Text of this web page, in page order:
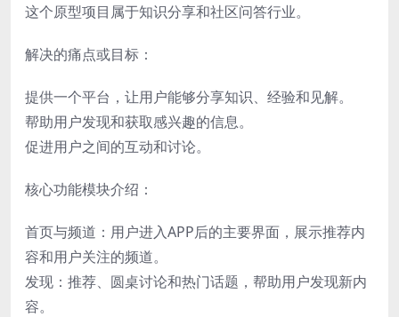
这个原型项目属于知识分享和社区问答行业。
解决的痛点或目标：
提供一个平台，让用户能够分享知识、经验和见解。
帮助用户发现和获取感兴趣的信息。
促进用户之间的互动和讨论。
核心功能模块介绍：
首页与频道：用户进入APP后的主要界面，展示推荐内
容和用户关注的频道。
发现：推荐、圆桌讨论和热门话题，帮助用户发现新内
容。